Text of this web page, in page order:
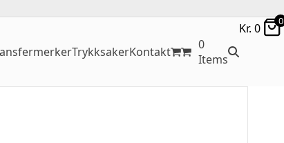
TrykksakerKontakt
0
Items
Kr. 0 0